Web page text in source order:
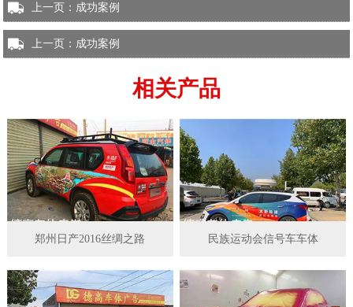
上一页： 成功案例
上一页： 成功案例
相关产品
郑州日产2016丝绸之路 民族运动会信号车车体